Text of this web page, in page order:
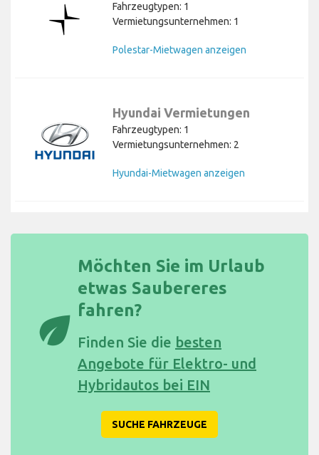
Fahrzeugtypen: 1
Vermietungsunternehmen: 1
Polestar-Mietwagen anzeigen
Hyundai Vermietungen
Fahrzeugtypen: 1
Vermietungsunternehmen: 2
Hyundai-Mietwagen anzeigen
eco
Möchten Sie im Urlaub
etwas Saubereres
fahren?
Finden Sie die besten
Angebote für Elektro- und
Hybridautos bei EIN
SUCHE FAHRZEUGE